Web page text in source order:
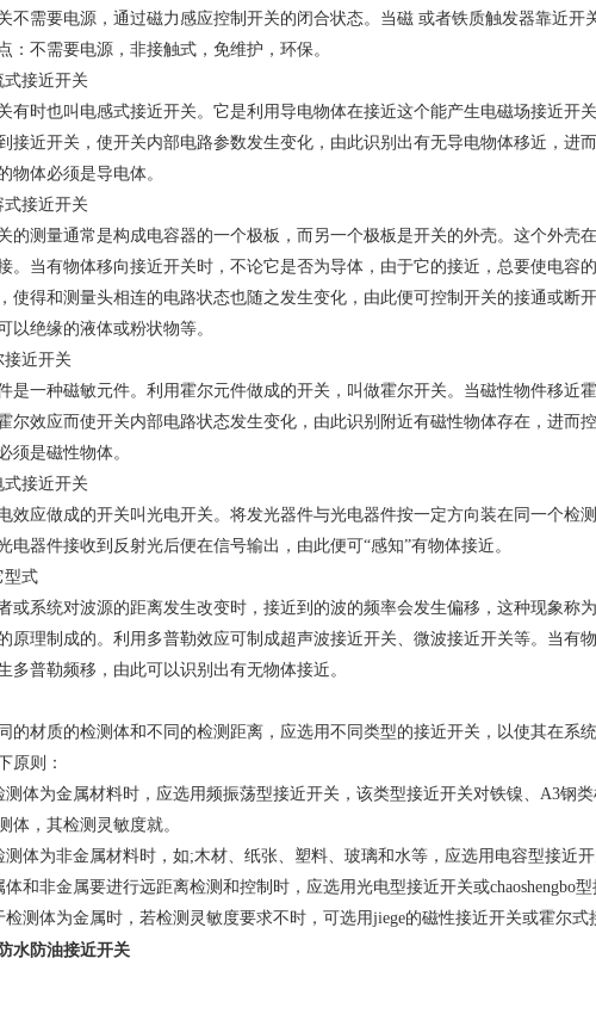
不需要电源，通过磁力感应控制开关的闭合状态。当磁 或者铁质触发器靠近开
：不需要电源，非接触式，免维护，环保。
式接近开关
有时也叫电感式接近开关。它是利用导电物体在接近这个能产生电磁场接近开
接近开关，使开关内部电路参数发生变化，由此识别出有无导电物体移近，进
物体必须是导电体。
式接近开关
的测量通常是构成电容器的一个极板，而另一个极板是开关的外壳。这个外壳
。当有物体移向接近开关时，不论它是否为导体，由于它的接近，总要使电容
使得和测量头相连的电路状态也随之发生变化，由此便可控制开关的接通或断
以绝缘的液体或粉状物等。
接近开关
是一种磁敏元件。利用霍尔元件做成的开关，叫做霍尔开关。当磁性物件移近
尔效应而使开关内部电路状态发生变化，由此识别附近有磁性物体存在，进而
须是磁性物体。
式接近开关
效应做成的开关叫光电开关。将发光器件与光电器件按一定方向装在同一个检
电器件接收到反射光后便在信号输出，由此便可“感知”有物体接近。
型式
或系统对波源的距离发生改变时，接近到的波的频率会发生偏移，这种现象称
原理制成的。利用多普勒效应可制成超声波接近开关、微波接近开关等。当有
多普勒频移，由此可以识别出有无物体接近。
的材质的检测体和不同的检测距离，应选用不同类型的接近开关，以使其在系
原则：
测体为金属材料时，应选用频振荡型接近开关，该类型接近开关对铁镍、A3钢
体，其检测灵敏度就。
测体为非金属材料时，如;木材、纸张、塑料、玻璃和水等，应选用电容型接近开
体和非金属要进行远距离检测和控制时，应选用光电型接近开关或chaoshengbo型
检测体为金属时，若检测灵敏度要求不时，可选用jiege的磁性接近开关或霍尔式
水防油接近开关